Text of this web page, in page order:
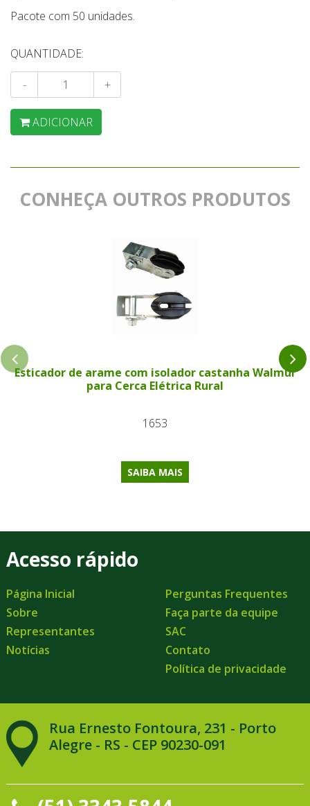
Pacote com 50 unidades.
QUANTIDADE:
- +
ADICIONAR
CONHEÇA OUTROS PRODUTOS
Esticador de arame com isolador castanha Walmur
para Cerca Elétrica Rural
1653
SAIBA MAIS
Acesso rápido
Página Inicial
Sobre
Representantes
Notícias
Perguntas Frequentes
Faça parte da equipe
SAC
Contato
Política de privacidade
Rua Ernesto Fontoura, 231 - Porto
Alegre - RS - CEP 90230-091